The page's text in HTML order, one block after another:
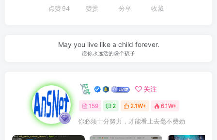
点赞 94 赞赏 分享 收藏
May you live like a child forever.
愿你永远活的像个孩子
安笙 关注
159 2 2.1W+ 6.1W+
你必须十分努力，才能看上去毫不费劲